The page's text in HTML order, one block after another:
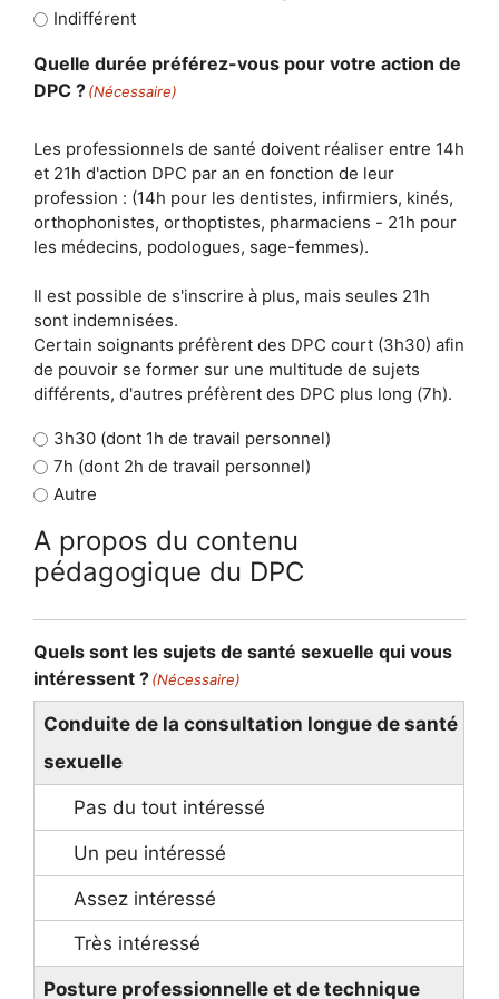
Indifférent
Quelle durée préférez-vous pour votre action de
DPC ?(Nécessaire)
Les professionnels de santé doivent réaliser entre 14h
et 21h d'action DPC par an en fonction de leur
profession : (14h pour les dentistes, infirmiers, kinés,
orthophonistes, orthoptistes, pharmaciens - 21h pour
les médecins, podologues, sage-femmes).
Il est possible de s'inscrire à plus, mais seules 21h
sont indemnisées.
Certain soignants préfèrent des DPC court (3h30) afin
de pouvoir se former sur une multitude de sujets
différents, d'autres préfèrent des DPC plus long (7h).
3h30 (dont 1h de travail personnel)
7h (dont 2h de travail personnel)
Autre
A propos du contenu
pédagogique du DPC
Quels sont les sujets de santé sexuelle qui vous
intéressent ?(Nécessaire)
Conduite de la consultation longue de santé
sexuelle
Posture professionnelle et de technique